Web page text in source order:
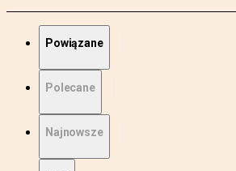
Powiązane
Polecane
Najnowsze